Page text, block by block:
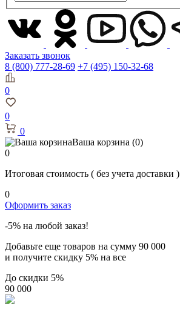
Заказать звонок
8 (800) 777-28-69 +7 (495) 150-32-68
0
0
0
Ваша корзина (0)
0
Итоговая стоимость ( без учета доставки )
0
Оформить заказ
-5% на любой заказ!
Добавьте еще товаров на сумму 90 000
и получите скидку 5% на все
До скидки 5%
90 000